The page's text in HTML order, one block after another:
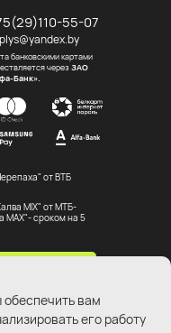
вам
его работу
банковскими картами
черезЗАО
Банк».
55-07
MIX" от МТБ-
MAX"- сроком на 5
от ВТБ